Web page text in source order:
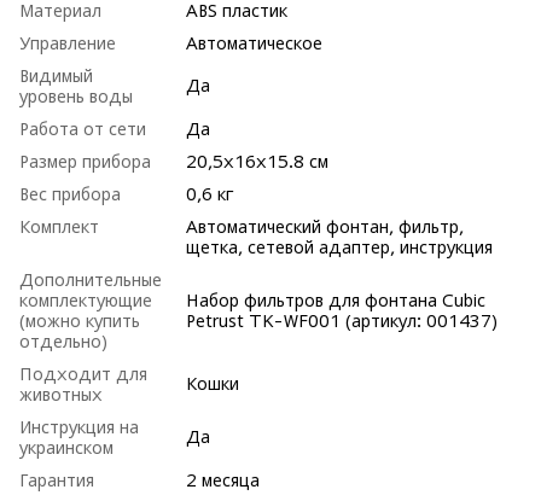
Материал
ABS пластик
Управление
Автоматическое
Видимый
уровень воды
Да
Работа от сети
Да
Размер прибора
20,5x16x15.8 см
Вес прибора
0,6 кг
Комплект
Автоматический фонтан, фильтр,
щетка, сетевой адаптер, инструкция
Дополнительные
комплектующие
(можно купить
отдельно)
Набор фильтров для фонтана Cubic
Petrust TK-WF001 (артикул: 001437)
Подходит для
животных
Кошки
Инструкция на
украинском
Да
Гарантия
2 месяца